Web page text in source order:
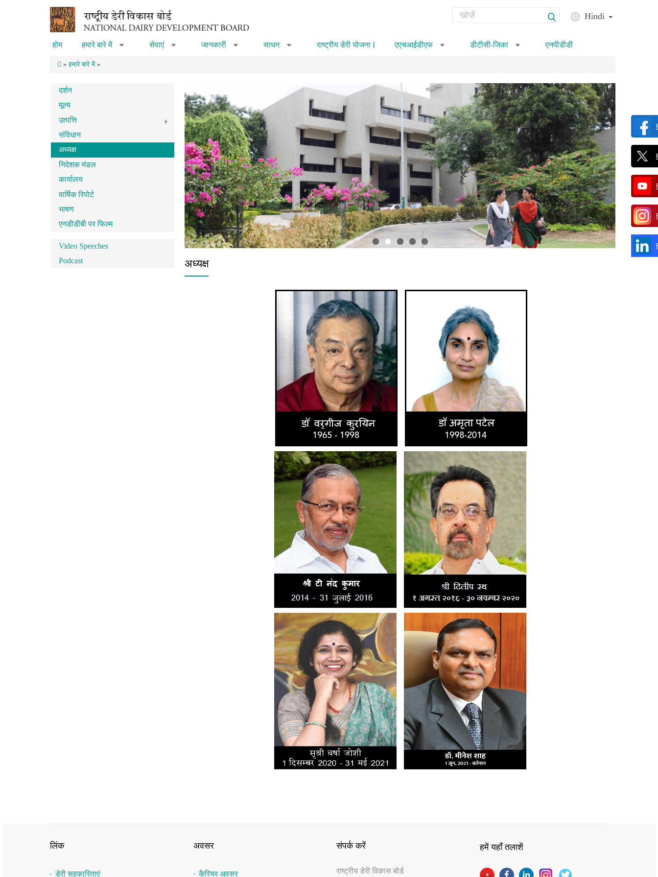
Search Hindi
होम हमारे बारे में सेवाएं जानकारी साधन राष्ट्रीय डेरी योजना I एएचआईडीएफ डीटीसी-जिका एनपीडीडी
» हमारे बारे में»
दर्शन
मूल्य
उत्पत्ति
संविधान
अध्यक्ष
निदेशक मंडल
कार्यालय
वार्षिक रिपोर्ट
भाषण
एनडीडीबी पर फिल्म
Video Speeches
Podcast
अध्यक्ष
लिंक
डेरी सहकारिताएं
अवसर
कैरियर अवसर
संपर्क करें
राष्‍ट्रीय डेरी विकास बोर्ड
हमें यहाँ तलाशें